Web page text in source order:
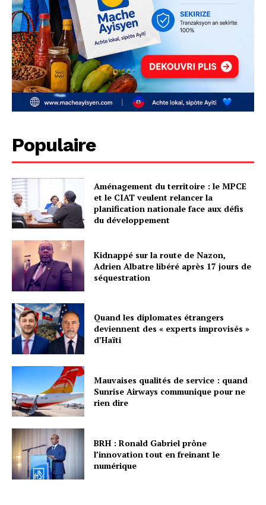
Populaire
Aménagement du territoire : le MPCE
et le CIAT veulent relancer la
planification nationale face aux défis
du développement
Kidnappé sur la route de Nazon,
Adrien Albatre libéré après 17 jours de
séquestration
Quand les diplomates étrangers
deviennent des « experts improvisés »
d’Haïti
Mauvaises qualités de service : quand
Sunrise Airways communique pour ne
rien dire
BRH : Ronald Gabriel prône
l’innovation tout en freinant le
numérique